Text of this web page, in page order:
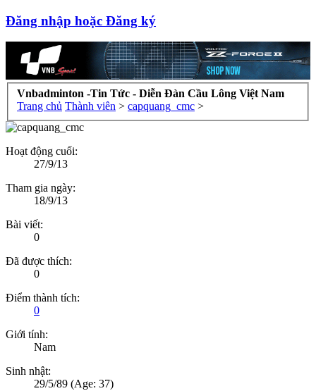
Đăng nhập hoặc Đăng ký
Vnbadminton -Tin Tức - Diễn Đàn Cầu Lông Việt Nam
Trang chủ Thành viên > capquang_cmc >
Hoạt động cuối:
27/9/13
Tham gia ngày:
18/9/13
Bài viết:
0
Đã được thích:
0
Điểm thành tích:
0
Giới tính:
Nam
Sinh nhật:
29/5/89 (Age: 37)